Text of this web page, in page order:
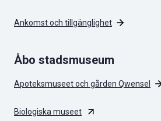
Ankomst och tillgänglighet
Åbo stadsmuseum
Apoteksmuseet och gården Qwensel
Biologiska museet